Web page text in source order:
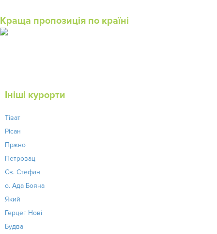
Краща пропозиція по країні
Ініші курорти
Тіват
Рісан
Пржно
Петровац
Св. Стефан
о. Ада Бояна
Який
Герцег Нові
Будва